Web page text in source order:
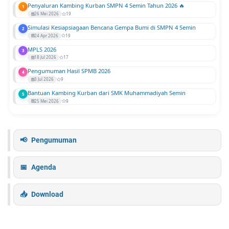
1 Penyaluran Kambing Kurban SMPN 4 Semin Tahun 2026 🔥
26 Mei 2026 19
2 Simulasi Kesiapsiagaan Bencana Gempa Bumi di SMPN 4 Semin
24 Apr 2026 19
3 MPLS 2026
18 Jul 2026 17
4 Pengumuman Hasil SPMB 2026
3 Jul 2026 9
5 Bantuan Kambing Kurban dari SMK Muhammadiyah Semin
25 Mei 2026 9
Pengumuman
Agenda
Download